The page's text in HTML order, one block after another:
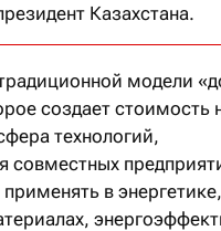
Казахстана.
модели
создает стоимость
технологий,
совместных
в